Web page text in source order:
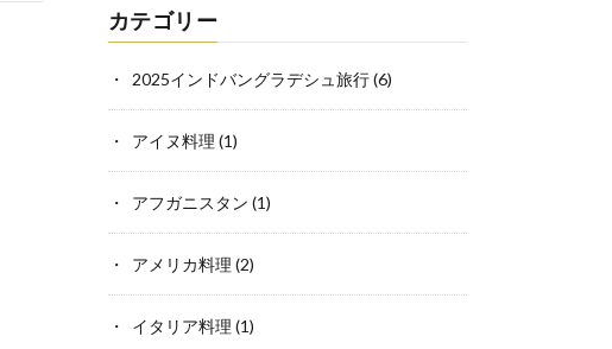
カテゴリー
2025インドバングラデシュ旅行(6)
アイヌ料理 (1)
アフガニスタン (1)
アメリカ料理 (2)
イタリア料理 (1)